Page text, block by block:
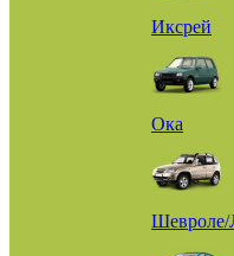
Иксрей
Ока
Шевроле/